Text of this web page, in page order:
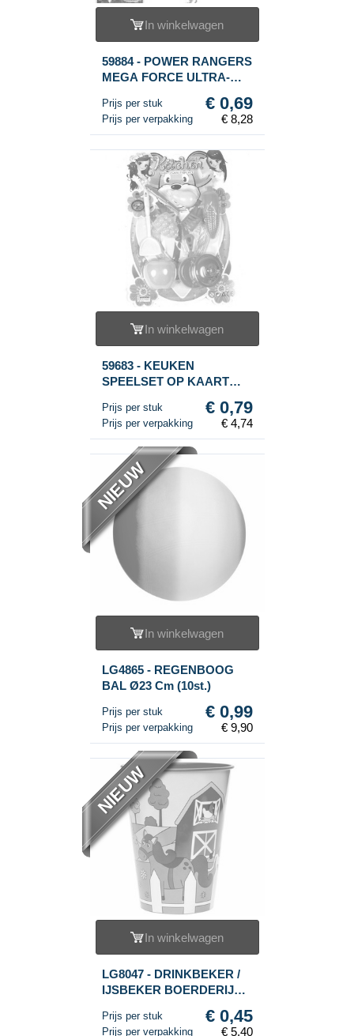
In winkelwagen
59884 - POWER RANGERS
MEGA FORCE ULTRA-
Prijs per stuk € 0,69
Prijs per verpakking € 8,28
In winkelwagen
59683 - KEUKEN
SPEELSET OP KAART
Prijs per stuk € 0,79
Prijs per verpakking € 4,74
NIEUW
In winkelwagen
LG4865 - REGENBOOG
BAL Ø23 Cm (10st.)
Prijs per stuk € 0,99
Prijs per verpakking € 9,90
NIEUW
In winkelwagen
LG8047 - DRINKBEKER /
IJSBEKER BOERDERIJ
Prijs per stuk € 0,45
Prijs per verpakking € 5,40